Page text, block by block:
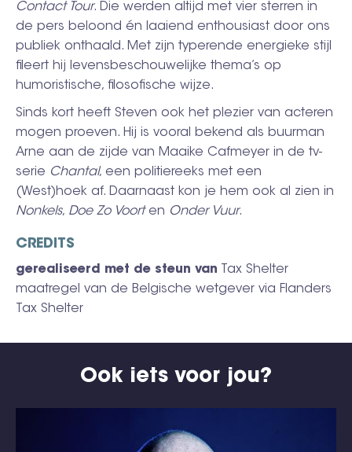
Contact Tour. Die werden altijd met vier sterren in
de pers beloond én laaiend enthousiast door ons
publiek onthaald. Met zijn typerende energieke stijl
fileert hij levensbeschouwelijke thema’s op
humoristische, filosofische wijze.
Sinds kort heeft Steven ook het plezier van acteren
mogen proeven. Hij is vooral bekend als buurman
Arne aan de zijde van Maaike Cafmeyer in de tv-
serie Chantal, een politiereeks met een
(West)hoek af. Daarnaast kon je hem ook al zien in
Nonkels, Doe Zo Voorten Onder Vuur.
CREDITS
gerealiseerd met de steun van Tax Shelter
maatregel van de Belgische wetgever via Flanders
Tax Shelter
Ook iets voor jou?